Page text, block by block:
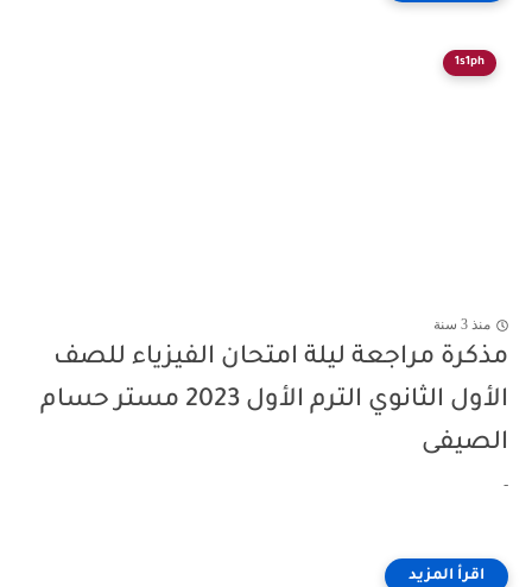
1s1ph
منذ 3 سنة
مذكرة مراجعة ليلة امتحان الفيزياء للصف
الأول الثانوي الترم الأول 2023 مستر حسام
الصيفى
-